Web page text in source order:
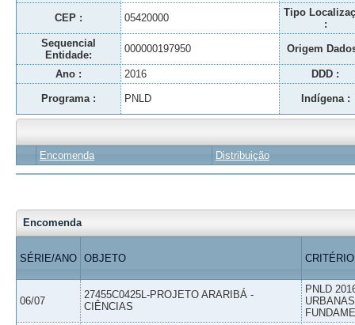
CEP : 05420000
Tipo
:
Sequencial
Entidade:
000000197950 Origem
Ano : 2016 DDD :
Programa : PNLD Indígena :
Encomenda Distribuição
Encomenda
SÉRIE/ANO OBJETO CRITÉRIO
06/07
27455C0425L-PROJETO ARARIBÁ -
CIÊNCIAS
PNLD